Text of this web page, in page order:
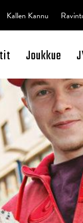
Joukkue
Kallen Kannu